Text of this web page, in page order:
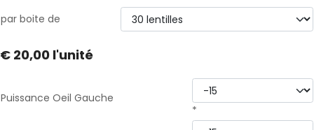
par boite de
€ 20,00 l'unité
Puissance Oeil Gauche
*